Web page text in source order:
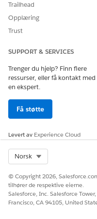
Trailhead
Opplæring
Trust
SUPPORT & SERVICES
Trenger du hjelp? Finn flere
ressurser, eller få kontakt med
en ekspert.
Få støtte
Levert av Experience Cloud
Norsk
© Copyright 2026,
tilhører de respektive eierne.
Salesforce, Inc. Salesforce
Francisco, CA 94105, United